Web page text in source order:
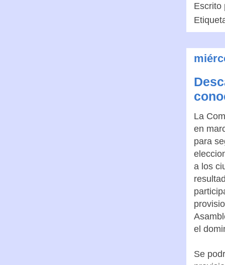
La
en
para
a los
el
Se